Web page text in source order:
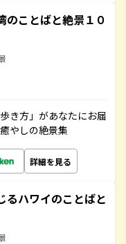
のことばと絶景１０
き方」があなたにお届
やしの絶景集
詳細を見る
るハワイのことばと